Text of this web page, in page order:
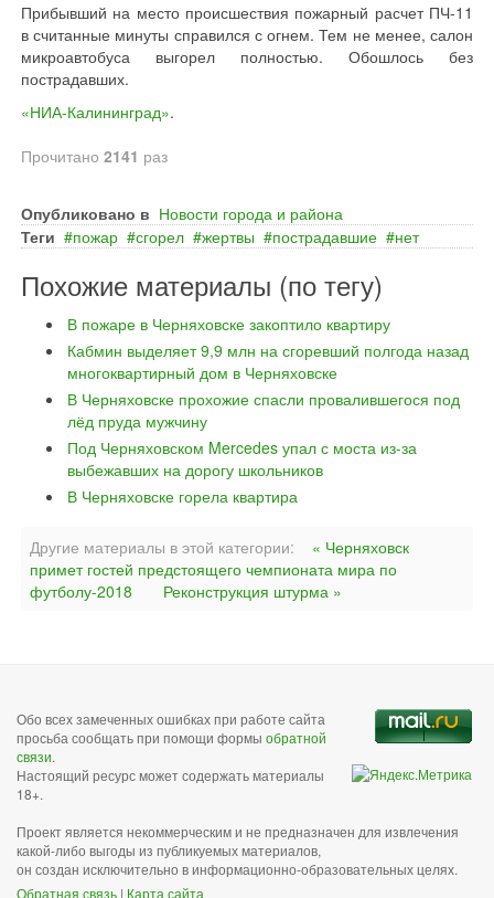
Прибывший на место происшествия пожарный расчет ПЧ-11
в считанные минуты справился с огнем. Тем не менее, салон
микроавтобуса выгорел полностью. Обошлось без
пострадавших.
«НИА-Калининград».
Прочитано 2141 раз
Опубликовано в Новости города и района
Теги
пожар сгорел жертвы пострадавшие нет
Похожие материалы (по тегу)
В пожаре в Черняховске закоптило квартиру
Кабмин выделяет 9,9 млн на сгоревший полгода назад
многоквартирный дом в Черняховске
В Черняховске прохожие спасли провалившегося под
лёд пруда мужчину
Под Черняховском Mercedes упал с моста из-за
выбежавших на дорогу школьников
В Черняховске горела квартира
Другие материалы в этой категории:
« Черняховск
примет гостей предстоящего чемпионата мира по
футболу-2018
Реконструкция штурма »
Обо всех замеченных ошибках при работе сайта
просьба сообщать при помощи формы обратной
связи.
Настоящий ресурс может содержать материалы
18+.
Проект является некоммерческим и не предназначен для извлечения
какой-либо выгоды из публикуемых материалов,
он создан исключительно в информационно-образовательных целях.
Обратная связь | Карта сайта